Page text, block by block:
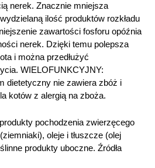
nerek. Znacznie mniejsza
ilość produktów rozkładu
zawartości fosforu opóźnia
nerek. Dzięki temu polepsza
i można przedłużyć
WIELOFUNKCYJNY:
dietetyczny nie zawiera zbóż i
kotów z alergią na zboża.
pochodzenia zwierzęcego
oleje i tłuszcze (olej
produkty uboczne. Źródła